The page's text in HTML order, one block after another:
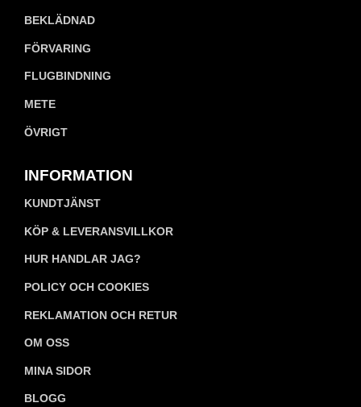
BEKLÄDNAD
FÖRVARING
FLUGBINDNING
METE
ÖVRIGT
INFORMATION
KUNDTJÄNST
KÖP & LEVERANSVILLKOR
HUR HANDLAR JAG?
POLICY OCH COOKIES
REKLAMATION OCH RETUR
OM OSS
MINA SIDOR
BLOGG